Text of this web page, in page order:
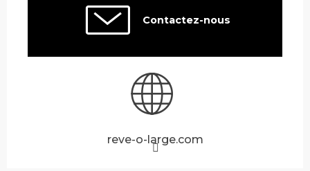
Contactez-nous
reve-o-large.com